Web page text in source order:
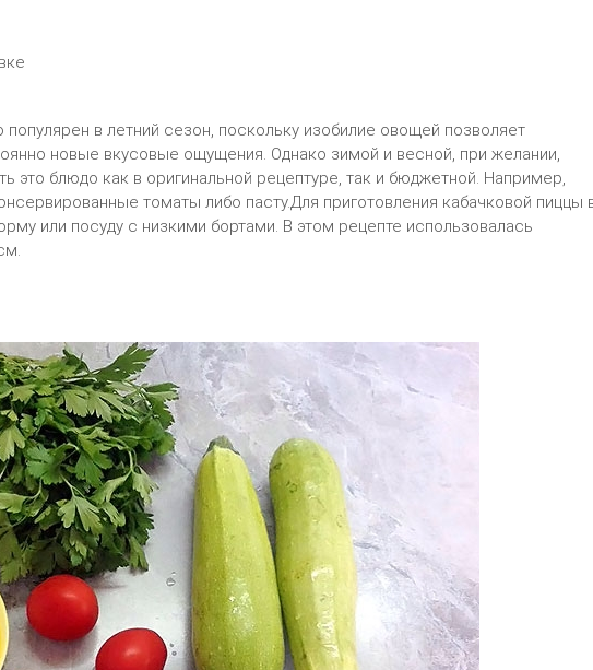
в летний сезон, поскольку изобилие овощей позволяет
новые вкусовые ощущения. Однако зимой и весной, при желании,
это блюдо как в оригинальной рецептуре, так и бюджетной. Например,
томаты либо пасту.Для приготовления кабачковой пиццы
или посуду с низкими бортами. В этом рецепте использовалась